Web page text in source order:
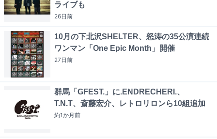
ライブも
26日前
10月の下北沢SHELTER、怒涛の35公演連続
ワンマン「One Epic Month」開催
27日前
群馬「GFEST.」に.ENDRECHERI.、
T.N.T、斎藤宏介、レトロリロンら10組追加
約1か月前